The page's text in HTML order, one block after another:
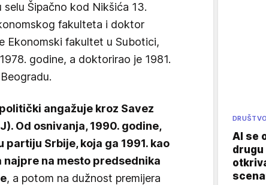
Šipačno kod Nikšića 13.
fakulteta i doktor
Ekonomski fakultet u Subotici,
godine, a doktorirao je 1981.
angažuje kroz Savez
Od osnivanja, 1990. godine,
Srbije, koja ga 1991. kao
na mesto predsednika
, a potom na dužnost premijera
DRUŠTVO
AI se